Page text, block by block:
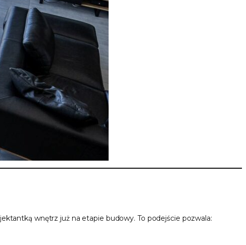
wnętrz już na etapie budowy. To podejście pozwala: